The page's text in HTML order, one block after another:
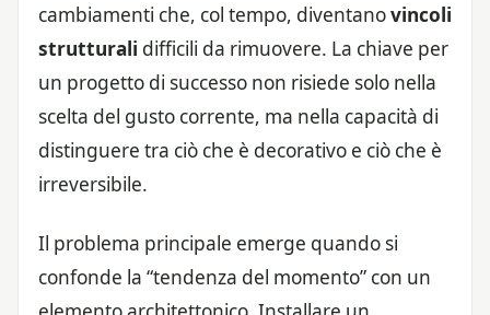
cambiamenti che, col tempo, diventanovincoli
strutturali difficili da rimuovere. La chiave per
un progetto di successo non risiede solo nella
scelta del gusto corrente, ma nella capacità di
distinguere tra ciò che è decorativo e ciò che è
irreversibile.
Il problema principale emerge quando si
confonde la “tendenza del momento” con un